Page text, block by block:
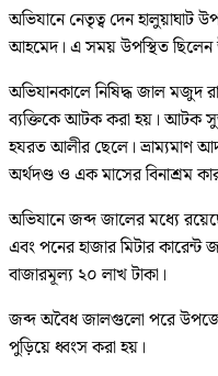
অভিযানে নেতৃত্ব দেন হালুয়াঘাট
আহমেদ। এ সময় উপস্থিত ছিলেন
অভিযানকালে নিষিদ্ধ জাল মজুদ
ব্যক্তিকে আটক করা হয়। আটক সুজন
হযরত আলীর ছেলে। ভ্রাম্যমাণ
অর্থদণ্ড ও এক মাসের বিনাশ্রম
অভিযানে জব্দ জালের মধ্যে
এবং পনের হাজার মিটার
বাজারমূল্য ২০ লাখ টাকা।
জব্দ অবৈধ জালগুলো পরে
পুড়িয়ে ধ্বংস করা হয়।